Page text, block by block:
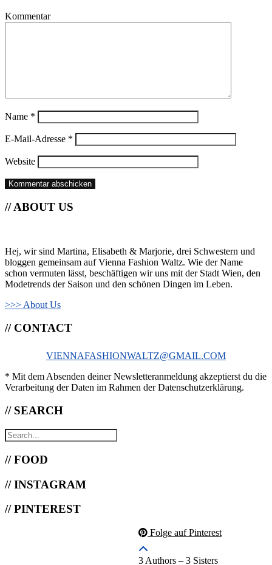
Kommentar
Name *
E-Mail-Adresse *
Website
// ABOUT US
Hej, wir sind Martina, Elisabeth & Marjorie, drei Schwestern und
bloggen gemeinsam auf Vienna Fashion Waltz. Wie der Name
schon vermuten lässt, beschäftigen wir uns mit der Stadt Wien, den
Modetrends der Saison und den schönen Dingen im Leben.
>>> About Us
// CONTACT
VIENNAFASHIONWALTZ@GMAIL.COM
* Mit dem Absenden deiner Newsletteranmeldung akzeptierst du die
Verarbeitung der Daten im Rahmen der Datenschutzerklärung.
// SEARCH
// FOOD
// INSTAGRAM
// PINTEREST
Folge auf Pinterest
3 Authors – 3 Sisters